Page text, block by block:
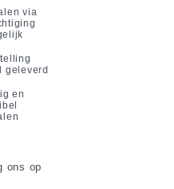
via
geleverd
en
ons op